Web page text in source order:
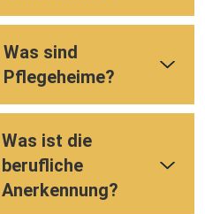
Was sind
Pflegeheime?
Was ist die
berufliche
Anerkennung?